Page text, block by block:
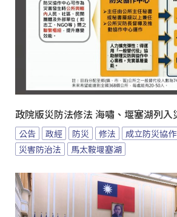
政院版災防法修法 海嘯、堰塞湖列入
公告 政經 防災 修法 成立防災協
災害防治法
馬太鞍堰塞湖